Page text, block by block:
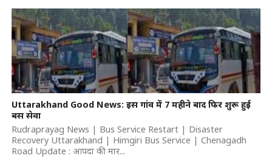
Uttarakhand Good News: इस गांव में 7 महीने बाद फिर शुरू हुई
बस सेवा
Rudraprayag News | Bus Service Restart | Disaster
Recovery Uttarakhand | Himgiri Bus Service | Chenagadh
Road Update : आपदा की मार...